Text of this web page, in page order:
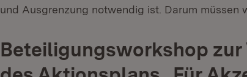
und Ausgrenzung notwendig ist. Darum müssen
Beteiligungsworkshop